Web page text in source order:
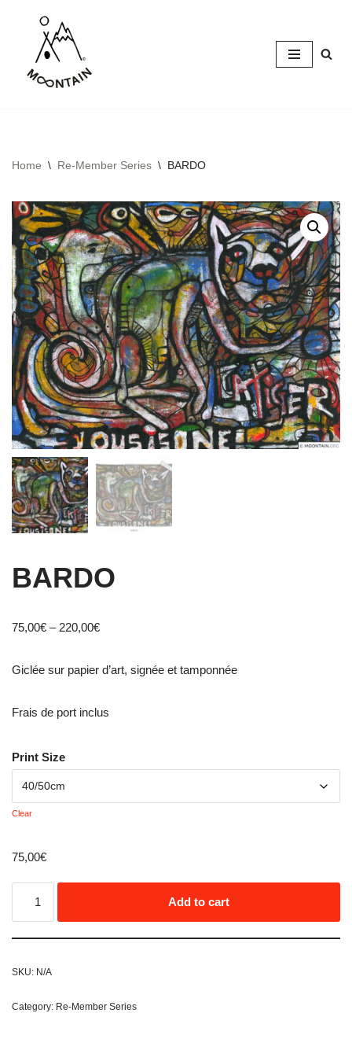
content
Home \ Re-Member Series \ BARDO
BARDO
75,00€ – 220,00€
Giclée sur papier d’art, signée et tamponnée
Frais de port inclus
Print Size
Clear
75,00€
Add to cart
SKU: N/A
Category: Re-Member Series